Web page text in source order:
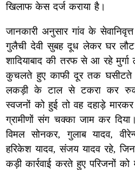
खिलाफ केस दर्ज कराया है।
जानकारी अनुसार गांव के
गुलैची देवी सुबह दूध लेकर घर
शादियाबाद की तरफ से आ रहे
कुचलते हुए काफी दूर तक
लकड़ी के टाल से टकरा कर
स्वजनों को हुई तो वह दहाड़े
ग्रामीणों संग चक्का जाम कर
विमल सोनकर, गुलाब यादव,
हरिकेश यादव, संजय यादव रहे,
कड़ी कार्रवाई करते हुए परिजनों